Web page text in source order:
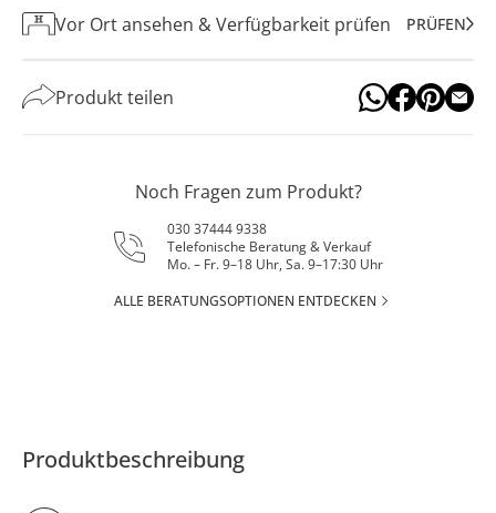
Vor Ort ansehen & Verfügbarkeit prüfen PRÜFEN
Produkt teilen
Noch Fragen zum Produkt?
030 37444 9338
Telefonische Beratung & Verkauf
Mo. – Fr. 9–18 Uhr, Sa. 9–17:30 Uhr
ALLE BERATUNGSOPTIONEN ENTDECKEN
Produktbeschreibung